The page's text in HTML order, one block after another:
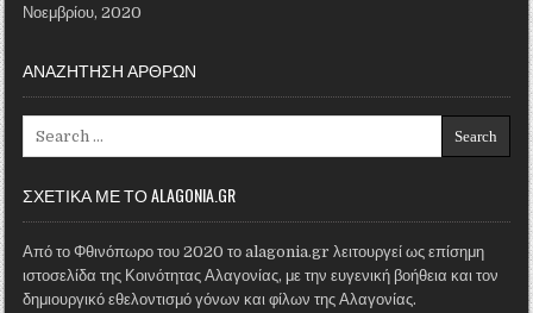
Νοεμβρίου, 2020
ΑΝΑΖΗΤΗΣΗ ΑΡΘΡΩΝ
Search for:
ΣΧΕΤΙΚΑ ΜΕ ΤΟ ALAGONIA.GR
Από το Φθινόπωρο του 2020 το alagonia.gr λειτουργεί ως επίσημη
ιστοσελίδα της Κοινότητας Αλαγονίας, με την ευγενική βοήθεια και τον
δημιουργικό εθελοντισμό γόνων και φίλων της Αλαγονίας.